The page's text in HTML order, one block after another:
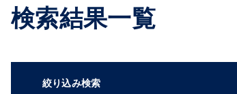
検索結果一覧
絞り込み検索